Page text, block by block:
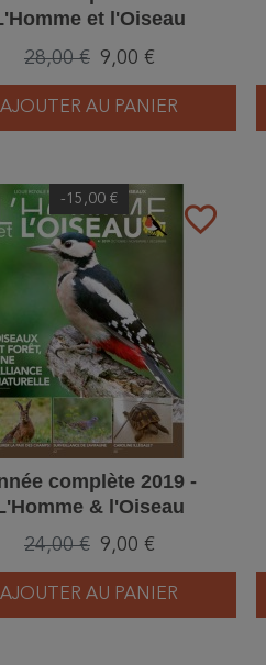
et l'Oiseau
28,00 € 9,00 €
AJOUTER AU PANIER
favorite_border
-15,00 €
complète 2019 -
& l'Oiseau
24,00 € 9,00 €
AJOUTER AU PANIER